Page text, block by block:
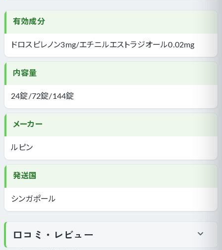
有効成分
ドロスピレノン3mg/エチニルエストラジオール0.02mg
内容量
24錠/72錠/144錠
メーカー
ルピン
発送国
シンガポール
口コミ・レビュー